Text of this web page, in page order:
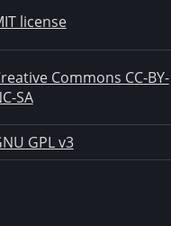
license
Commons CC-BY-
SA
GPL v3